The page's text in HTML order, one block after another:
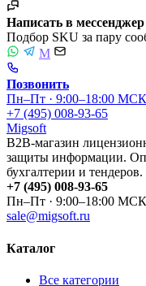
Написать в мессенджер
Подбор SKU за пару
M
Позвонить
Пн–Пт · 9:00–18:00 МСК
+7 (495) 008-93-65
Migsoft
B2B-магазин
защиты информации.
бухгалтерии и тендеров.
+7 (495) 008-93-65
Пн–Пт · 9:00–18:00 МСК
sale@migsoft.ru
Каталог
Все категории